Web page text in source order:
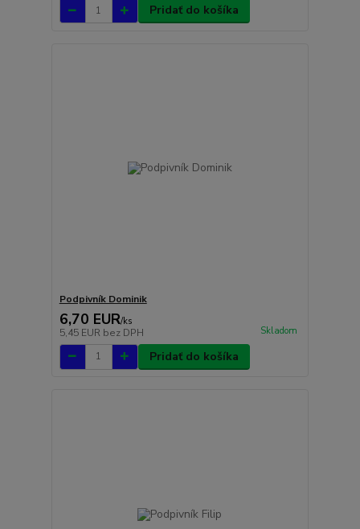
Pridať do košíka
Podpivník Dominik
6,70 EUR/ks
5,45 EUR bez DPH Skladom
Pridať do košíka